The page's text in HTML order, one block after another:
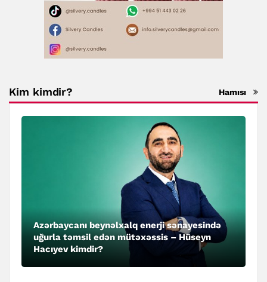
Kim kimdir? Hamısı
Azərbaycanı beynəlxalq enerji sənayesində
uğurla təmsil edən mütəxəssis – Hüseyn
Hacıyev kimdir?